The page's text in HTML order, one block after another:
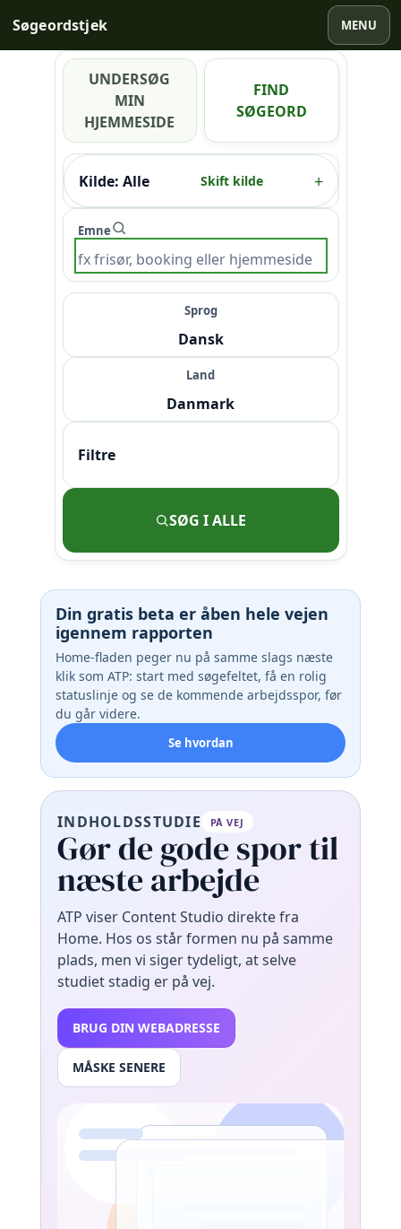
indholdet
Søgeordstjek MENU
UNDERSØG
MIN
HJEMMESIDE
FIND
SØGEORD
Kilde: Alle Skift kilde
Emne
Sprog
Dansk
Land
Danmark
Filtre
SØG I ALLE
Din gratis beta er åben hele vejen
igennem rapporten
Home-fladen peger nu på samme slags næste
klik som ATP: start med søgefeltet, få en rolig
statuslinje og se de kommende arbejdsspor, før
du går videre.
Se hvordan
INDHOLDSSTUDIE PÅ VEJ
Gør de gode spor til
næste arbejde
ATP viser Content Studio direkte fra
Home. Hos os står formen nu på samme
plads, men vi siger tydeligt, at selve
studiet stadig er på vej.
BRUG DIN WEBADRESSE
MÅSKE SENERE